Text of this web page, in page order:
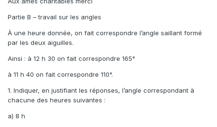
Partie B – travail sur les angles
À une heure donnée, on fait correspondre l’angle saillant formé
par les deux aiguilles.
Ainsi : à 12 h 30 on fait correspondre 165°
à 11 h 40 on fait correspondre 110°.
1. Indiquer, en justifiant les réponses, l’angle correspondant à
chacune des heures suivantes :
a) 8 h